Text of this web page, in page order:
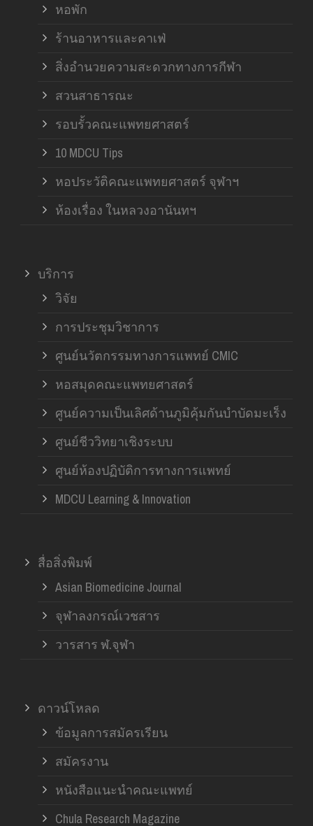
หอพัก
ร้านอาหารและคาเฟ่
สิ่งอำนวยความสะดวกทางการกีฬา
สวนสาธารณะ
รอบรั้วคณะแพทยศาสตร์
10 MDCU Tips
หอประวัติคณะแพทยศาสตร์ จุฬาฯ
ห้องเรื่อง ในหลวงอานันทฯ
บริการ
วิจัย
การประชุมวิชาการ
ศูนย์นวัตกรรมทางการแพทย์ CMIC
หอสมุดคณะแพทยศาสตร์
ศูนย์ความเป็นเลิศด้านภูมิคุ้มกันบำบัดมะเร็ง
ศูนย์ชีววิทยาเชิงระบบ
ศูนย์ห้องปฏิบัติการทางการแพทย์
MDCU Learning & Innovation
สื่อสิ่งพิมพ์
Asian Biomedicine Journal
จุฬาลงกรณ์เวชสาร
วารสาร ฬ.จุฬา
ดาวน์โหลด
ข้อมูลการสมัครเรียน
สมัครงาน
หนังสือแนะนำคณะแพทย์
Chula Research Magazine